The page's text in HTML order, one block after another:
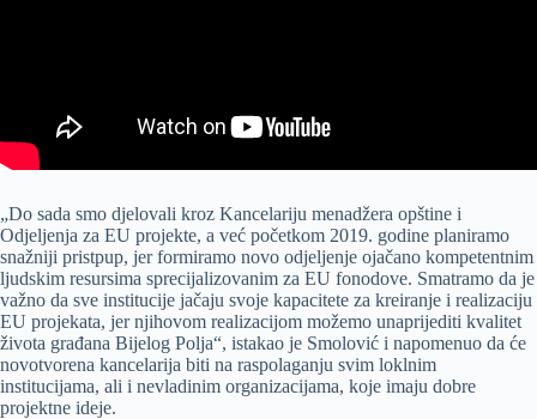
„Do sada smo djelovali kroz Kancelariju menadžera opštine i
Odjeljenja za EU projekte, a već početkom 2019. godine planiramo
snažniji pristpup, jer formiramo novo odjeljenje ojačano kompetentnim
ljudskim resursima sprecijalizovanim za EU fonodove. Smatramo da je
važno da sve institucije jačaju svoje kapacitete za kreiranje i realizaciju
EU projekata, jer njihovom realizacijom možemo unaprijediti kvalitet
života građana Bijelog Polja“, istakao je Smolović i napomenuo da će
novotvorena kancelarija biti na raspolaganju svim loklnim
institucijama, ali i nevladinim organizacijama, koje imaju dobre
projektne ideje.